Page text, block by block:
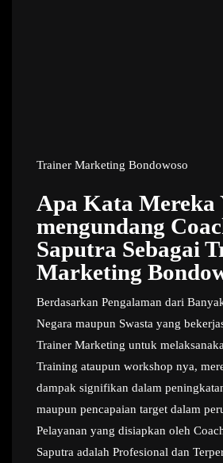
Trainer Marketing Bondowoso
Apa Kata Mereka
mengundang
Saputra Sebagai
Marketing
Berdasarkan Pengalaman dari
Negara maupun Swasta yang
Trainer Marketing untuk
Training ataupun workshop nya,
dampak signifikan dalam
maupun pencapaian target dalam
Pelayanan yang disiapkan oleh
Saputra adalah Profesional dan